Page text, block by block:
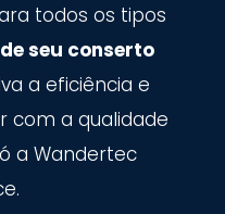
todos os tipos
seu conserto
a eficiência e
com a qualidade
a Wandertec